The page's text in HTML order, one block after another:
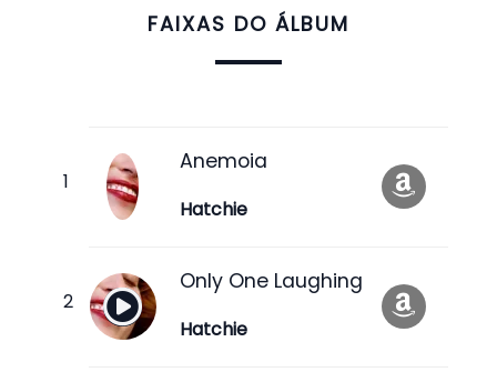
FAIXAS DO ÁLBUM
Anemoia
Hatchie
Only One Laughing
Hatchie